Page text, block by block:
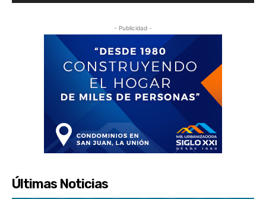
- Publicidad -
Últimas Noticias